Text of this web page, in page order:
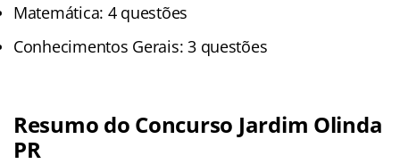
Matemática: 4 questões
Conhecimentos Gerais: 3 questões
Resumo do Concurso Jardim Olinda
PR